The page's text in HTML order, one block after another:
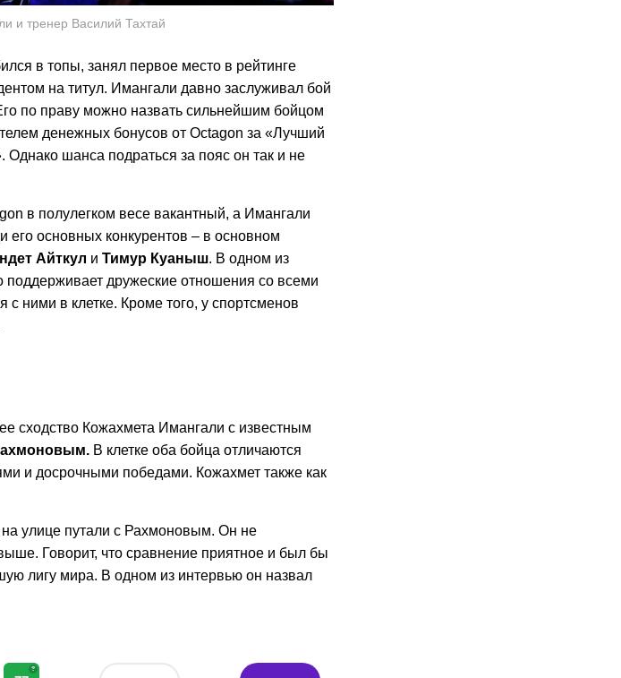
и тренер Василий Тахтай
в топы, занял первое место в рейтинге
на титул. Имангали давно заслуживал бой
по праву можно назвать сильнейшим бойцом
денежных бонусов от Octagon за «Лучший
Однако шанса подраться за пояс он так и не
в полулегком весе вакантный, а Имангали
его основных конкурентов – в основном
Айткул и Тимур Куаныш. В одном из
поддерживает дружеские отношения со всеми
ними в клетке. Кроме того, у спортсменов
сходство Кожахмета Имангали с известным
В клетке оба бойца отличаются
и досрочными победами. Кожахмет также как
улице путали с Рахмоновым. Он не
Говорит, что сравнение приятное и был бы
лигу мира. В одном из интервью он назвал
?